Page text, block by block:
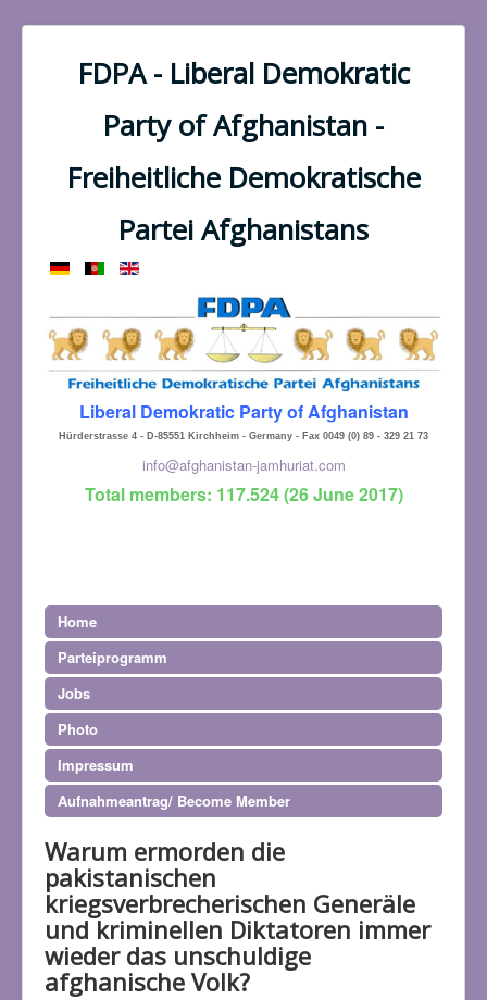
FDPA - Liberal Demokratic
Party of Afghanistan -
Freiheitliche Demokratische
Partei Afghanistans
Liberal Demokratic Party of Afghanistan
Hürderstrasse 4 - D-85551 Kirchheim - Germany - Fax 0049 (0) 89 - 329 21 73
info@afghanistan-jamhuriat.com
Total members: 117.524 (26 June 2017)
Home
Parteiprogramm
Jobs
Photo
Impressum
Aufnahmeantrag/ Become Member
Warum ermorden die
pakistanischen
kriegsverbrecherischen Generäle
und kriminellen Diktatoren immer
wieder das unschuldige
afghanische Volk?